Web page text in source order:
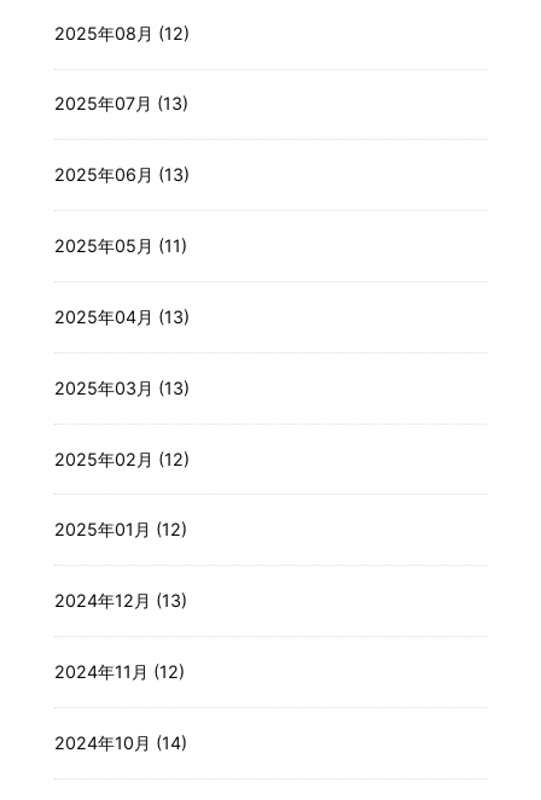
2025年08月 (12)
2025年07月 (13)
2025年06月 (13)
2025年05月 (11)
2025年04月 (13)
2025年03月 (13)
2025年02月 (12)
2025年01月 (12)
2024年12月 (13)
2024年11月 (12)
2024年10月 (14)